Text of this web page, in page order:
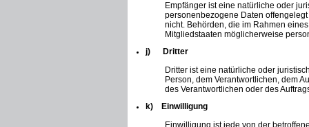
Empfänger ist eine natürliche oder
personenbezogene Daten
nicht. Behörden, die im Rahmen
Mitgliedstaaten möglicherweise
j) Dritter
Dritter ist eine natürliche oder
Person, dem Verantwortlichen, dem
des Verantwortlichen oder des
k) Einwilligung
Einwilligung ist jede von der